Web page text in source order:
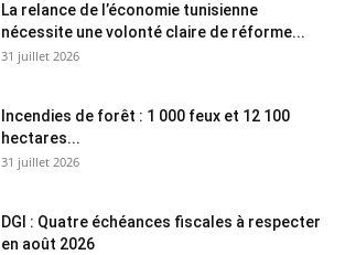
La relance de l’économie tunisienne
nécessite une volonté claire de réforme...
31 juillet 2026
Incendies de forêt : 1 000 feux et 12 100
hectares...
31 juillet 2026
DGI : Quatre échéances fiscales à respecter
en août 2026